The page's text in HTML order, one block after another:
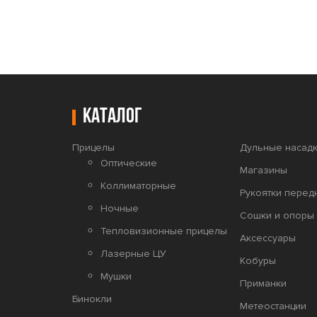
Каталог
Прицелы
Оптические
Коллиматорные
Ночные
Тепловизионные прицелы
Лазерные ЦУ
Мушки
Бинокли
Дульные
Магазины
Рукоятки
Сошки и опоры
Аксессуары
Кобуры
Приманки
Метеостанции